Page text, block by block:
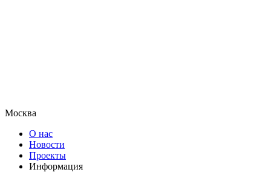
Москва
О нас
Новости
Проекты
Информация